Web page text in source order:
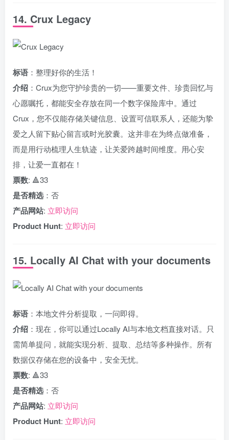
14. Crux Legacy
标语 ：整理好你的生活！
介绍 ：Crux为您守护珍贵的一切——重要文件、珍贵回忆与
心愿嘱托，都能安全存放在同一个数字保险库中。通过
Crux，您不仅能存储关键信息、设置可信联系人，还能为挚
爱之人留下贴心留言或时光胶囊。这并非在为终点做准备，
而是用行动梳理人生轨迹，让关爱跨越时间维度。用心安
排，让爱一直都在！
票数: 🔺33
是否精选 ：否
产品网站: 立即访问
Product Hunt: 立即访问
15. Locally AI Chat with your documents
标语 ：本地文件分析提取，一问即得。
介绍 ：现在，你可以通过Locally AI与本地文档直接对话。只
需简单提问，就能实现分析、提取、总结等多种操作。所有
数据仅存储在您的设备中，安全无忧。
票数: 🔺33
是否精选 ：否
产品网站: 立即访问
Product Hunt: 立即访问